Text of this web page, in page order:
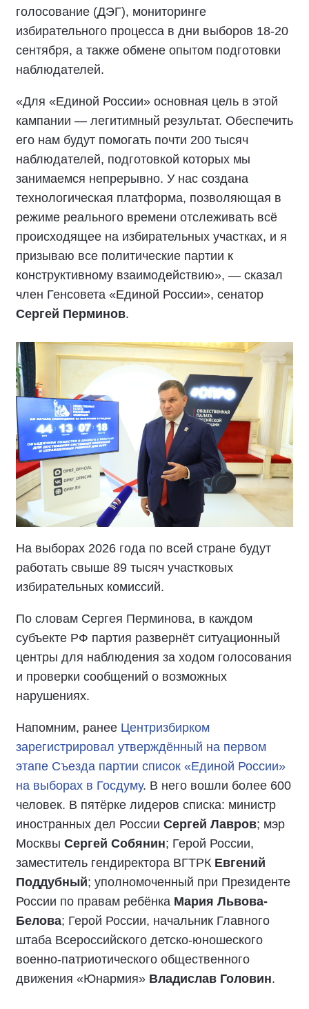
голосование (ДЭГ), мониторинге
избирательного процесса в дни выборов 18-20
сентября, а также обмене опытом подготовки
наблюдателей.
«Для «Единой России» основная цель в этой
кампании — легитимный результат. Обеспечить
его нам будут помогать почти 200 тысяч
наблюдателей, подготовкой которых мы
занимаемся непрерывно. У нас создана
технологическая платформа, позволяющая в
режиме реального времени отслеживать всё
происходящее на избирательных участках, и я
призываю все политические партии к
конструктивному взаимодействию», — сказал
член Генсовета «Единой России», сенатор
Сергей Перминов.
На выборах 2026 года по всей стране будут
работать свыше 89 тысяч участковых
избирательных комиссий.
По словам Сергея Перминова, в каждом
субъекте РФ партия развернёт ситуационный
центры для наблюдения за ходом голосования
и проверки сообщений о возможных
нарушениях.
Напомним, ранее Центризбирком
зарегистрировал утверждённый на первом
этапе Съезда партии список «Единой России»
на выборах в Госдуму. В него вошли более 600
человек. В пятёрке лидеров списка: министр
иностранных дел России Сергей Лавров; мэр
Москвы Сергей Собянин; Герой России,
заместитель гендиректора ВГТРК Евгений
Поддубный; уполномоченный при Президенте
России по правам ребёнка Мария Львова-
Белова; Герой России, начальник Главного
штаба Всероссийского детско-юношеского
военно-патриотического общественного
движения «Юнармия» Владислав Головин.